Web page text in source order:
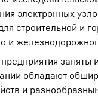
электронных
строительной и
и
предприятия
обладают
и